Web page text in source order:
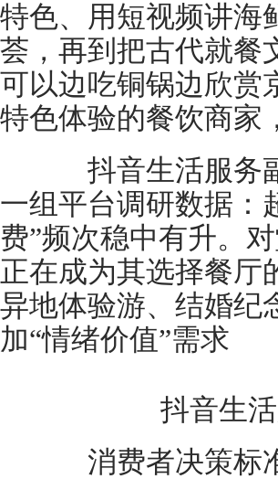
特色、用短视频讲海
荟，再到把古代就餐
可以边吃铜锅边欣
特色体验的餐饮商家
抖音生活服务副
一组平台调研数据：
费”频次稳中有升。
正在成为其选择餐厅
异地体验游、结婚
加“情绪价值”需求
抖音生
消费者决策标准